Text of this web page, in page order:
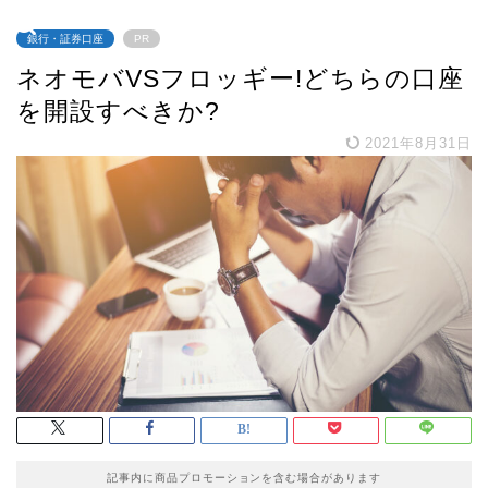
銀行・証券口座 PR
ネオモバVSフロッギー!どちらの口座
を開設すべきか?
2021年8月31日
記事内に商品プロモーションを含む場合があります